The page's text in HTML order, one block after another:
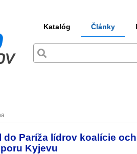
Katalóg Články
do Paríža lídrov koalície
Kyjevu